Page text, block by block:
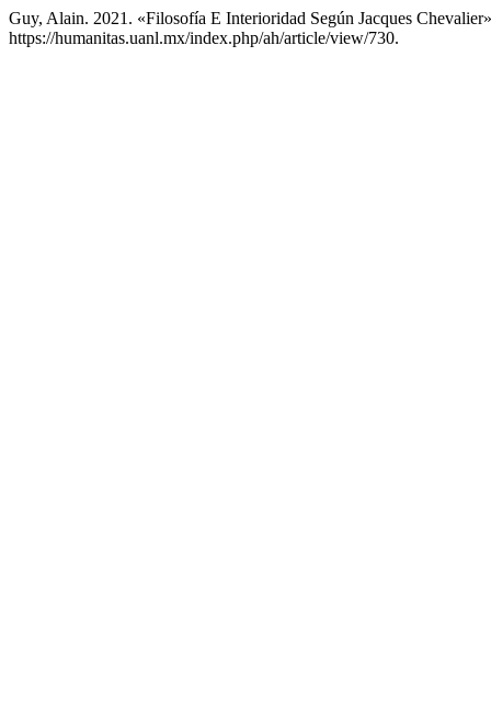
Guy, Alain. 2021. «Filosofía E Interioridad Según Jacques
https://humanitas.uanl.mx/index.php/ah/article/view/730.